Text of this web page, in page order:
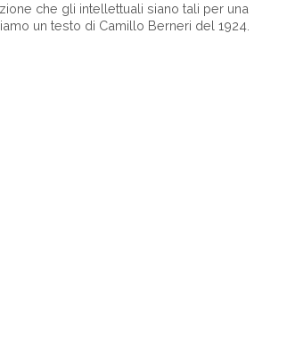
che gli intellettuali siano tali per una
un testo di Camillo Berneri del 1924.